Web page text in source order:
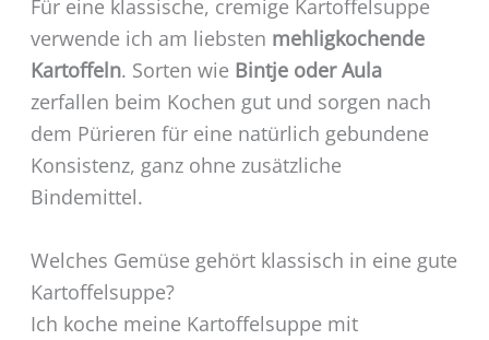
Für eine klassische, cremige Kartoffelsuppe
verwende ich am liebsten mehligkochende
Kartoffeln. Sorten wie Bintje oder Aula
zerfallen beim Kochen gut und sorgen nach
dem Pürieren für eine natürlich gebundene
Konsistenz, ganz ohne zusätzliche
Bindemittel.
Welches Gemüse gehört klassisch in eine gute
Kartoffelsuppe?
Ich koche meine Kartoffelsuppe mit